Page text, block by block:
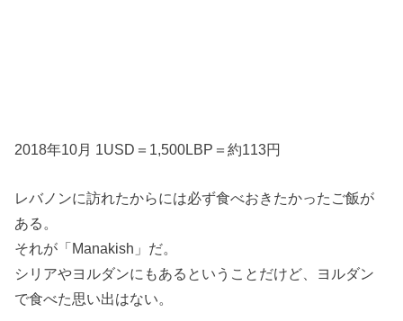
2018年10月 1USD＝1,500LBP＝約113円
レバノンに訪れたからには必ず食べおきたかったご飯が
ある。
それが「Manakish」だ。
シリアやヨルダンにもあるということだけど、ヨルダン
で食べた思い出はない。